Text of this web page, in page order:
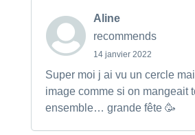
Aline
recommends
14 janvier 2022
Super moi j ai vu un cercle
image comme si on mangeait
ensemble… grande fête 🥳